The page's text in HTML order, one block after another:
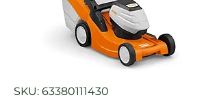
SKU: 63380111430